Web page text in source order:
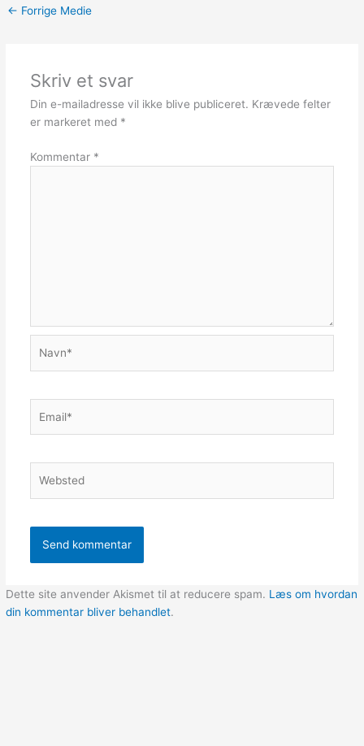
← Forrige Medie
Skriv et svar
Din e-mailadresse vil ikke blive publiceret. Krævede felter
er markeret med *
Kommentar *
Dette site anvender Akismet til at reducere spam. Læs om hvordan
din kommentar bliver behandlet.